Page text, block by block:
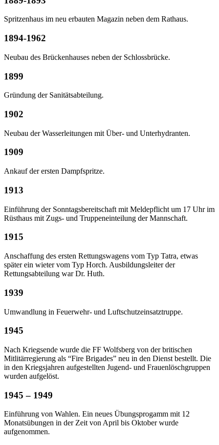
Spritzenhaus im neu erbauten Magazin neben dem Rathaus.
1894-1962
Neubau des Brückenhauses neben der Schlossbrücke.
1899
Gründung der Sanitätsabteilung.
1902
Neubau der Wasserleitungen mit Über- und Unterhydranten.
1909
Ankauf der ersten Dampfspritze.
1913
Einführung der Sonntagsbereitschaft mit Meldepflicht um 17 Uhr im
Rüsthaus mit Zugs- und Truppeneinteilung der Mannschaft.
1915
Anschaffung des ersten Rettungswagens vom Typ Tatra, etwas
später ein wieter vom Typ Horch. Ausbildungsleiter der
Rettungsabteilung war Dr. Huth.
1939
Umwandlung in Feuerwehr- und Luftschutzeinsatztruppe.
1945
Nach Kriegsende wurde die FF Wolfsberg von der britischen
Mitlitärregierung als “Fire Brigades” neu in den Dienst bestellt. Die
in den Kriegsjahren aufgestellten Jugend- und Frauenlöschgruppen
wurden aufgelöst.
1945 – 1949
Einführung von Wahlen. Ein neues Übungsprogamm mit 12
Monatsübungen in der Zeit von April bis Oktober wurde
aufgenommen.